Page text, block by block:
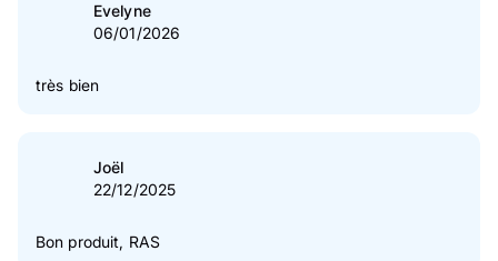
Evelyne
06/01/2026
très bien
Joël
22/12/2025
Bon produit, RAS